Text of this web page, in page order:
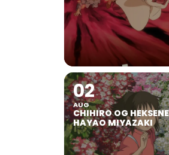
02
AUG
CHIHIRO OG
HAYAO MIYAZAKI